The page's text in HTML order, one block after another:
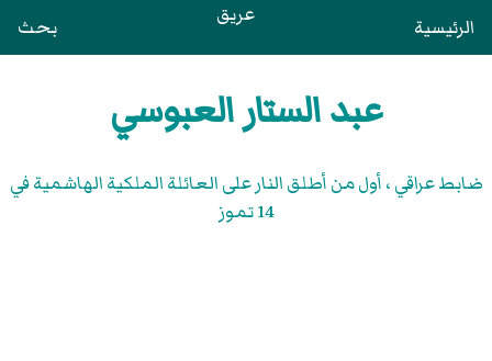
الرئيسية عريق بحث
عبد الستار العبوسي
ضابط عراقي ، أول من أطلق النار على العائلة الملكية الهاشمية في
14 تموز